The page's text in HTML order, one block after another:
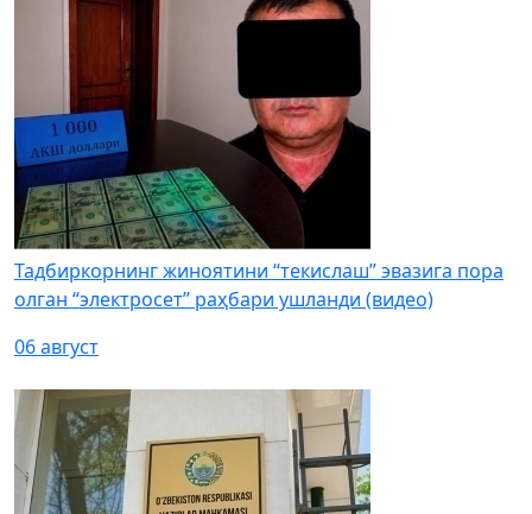
Тадбиркорнинг жиноятини “текислаш” эвазига пора
олган “электросет” раҳбари ушланди (видео)
06 август